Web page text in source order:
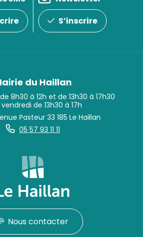
S’inscrire
du Haillan
8h30 à 12h et de 13h30 à 17h30
de 13h30 à 17h
Pasteur 33 185 Le Haillan
05 57 93 11 11
Nous contacter